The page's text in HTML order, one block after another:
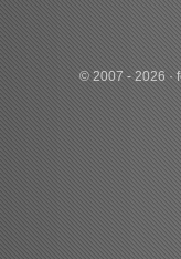
© 2007 - 2026 ·